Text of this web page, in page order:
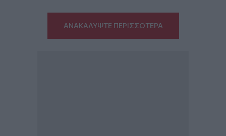
ΑΝΑΚΑΛΥΨΤΕ ΠΕΡΙΣΣΟΤΕΡΑ